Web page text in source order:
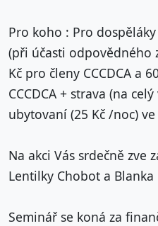
Pro koho : Pro
(při účasti odpovědného
Kč pro členy CCCDCA a
CCCDCA + strava (na
ubytovaní (25 Kč /noc)
Na akci Vás srdečně zve
Lentilky Chobot a Blanka
Seminář se koná za